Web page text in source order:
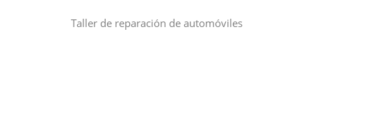
Taller de reparación de automóviles